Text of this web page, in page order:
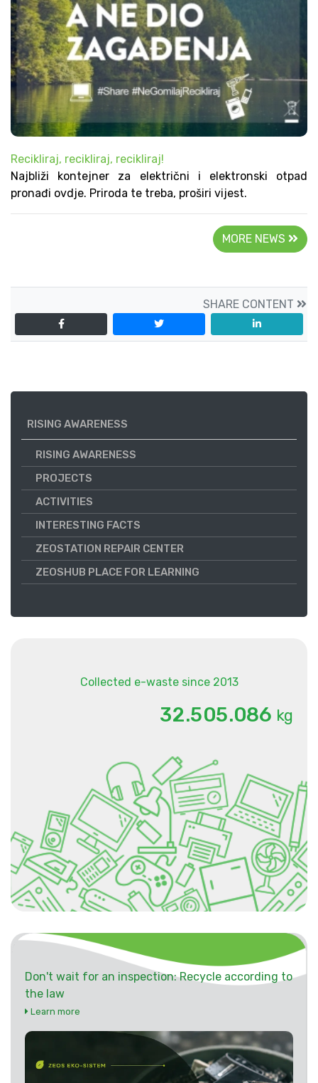
Recikliraj, recikliraj, recikliraj!
Najbliži kontejner za električni i elektronski otpad
pronađi ovdje. Priroda te treba, proširi vijest.
MORE NEWS
SHARE CONTENT
RISING AWARENESS
RISING AWARENESS
PROJECTS
ACTIVITIES
INTERESTING FACTS
ZEOSTATION REPAIR CENTER
ZEOSHUB PLACE FOR LEARNING
Collected e-waste since 2013
32.505.086 kg
Don't wait for an inspection: Recycle according to
the law
Learn more